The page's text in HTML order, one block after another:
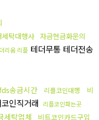
탁대행사 자금현금화문의
리움 리플 테더무통 테더전송
송금시간 리플코인대행
비
인직거래 리플코인파는곳
세탁업체 비트코인카드구입